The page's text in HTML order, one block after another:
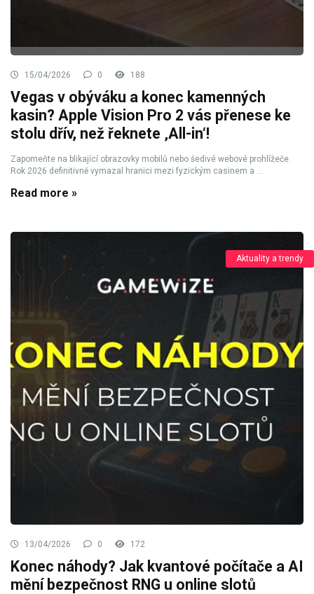
15/04/2026 0 188
Vegas v obýváku a konec kamenných
kasin? Apple Vision Pro 2 vás přenese ke
stolu dřív, než řeknete ‚All-in‘!
Zapomeňte na blikající obrazovky mobilů nebo šedivé webové prohlížeče.
Rok 2026 definitivně vymazal hranici mezi fyzickým casinem a ...
Read more »
Aktuality a trendy
13/04/2026 0 172
Konec náhody? Jak kvantové počítače a AI
mění bezpečnost RNG u online slotů